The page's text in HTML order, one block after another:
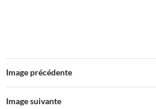
Image précédente
Image suivante